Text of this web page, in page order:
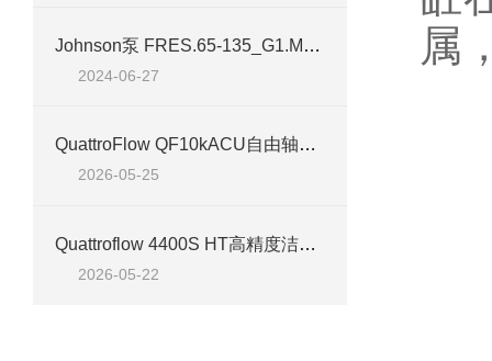
Johnson泵 FRES.65-135_G1.MQ1-A6 技术介绍
2024-06-27
QuattroFlow QF10kACU自由轴端泵 高洁净流体输送技术应用
2026-05-25
Quattroflow 4400S HT高精度洁净流体输送泵应用技术解析
2026-05-22
属